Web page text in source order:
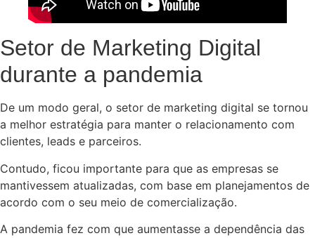
Setor de Marketing Digital
durante a pandemia
De um modo geral, o setor de marketing digital se tornou
a melhor estratégia para manter o relacionamento com
clientes, leads e parceiros.
Contudo, ficou importante para que as empresas se
mantivessem atualizadas, com base em planejamentos de
acordo com o seu meio de comercialização.
A pandemia fez com que aumentasse a dependência das